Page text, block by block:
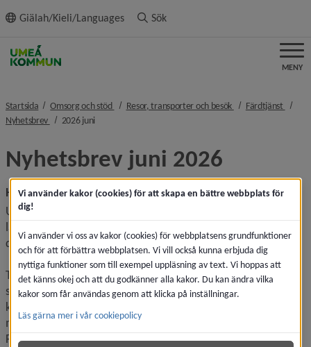
innehållet
Giälah/Kieli/Languages Sök
MENY
Startsida Omsorg och stöd nivå i brödsmulenavigeringen
Resor, transporter och besök nivå i
Färdtjänst
nivå i
Nyhetsbrev nivå i brödsmulenavigeringen
2026 juni
Nyhetsbrev juni 2026
Handläggning och telefonkontakt under sommaren
Under sommarperioden kan våra handläggningstider bli
längre än normalt. Vi ska dock göra så gott vi kan för att
det ska löpa på så smidigt som möjligt.
Telefontiden för rådgivning har ändrade öppettider under
sommaren. Under perioden går det alltid att ringa
kommunens växel på 090-16 10 00 för att lämna
meddelande eller mejla till
Följande tider gäller:
Vi använder kakor (cookies) för att skapa en bättre webbplats för
dig!
Vi använder vi oss av kakor (cookies) för webbplatsens grundfunktioner
och för att förbättra webbplatsen. Vi vill också kunna erbjuda dig
nyttiga funktioner som till exempel uppläsning av text. Vi hoppas att
det känns okej och att du godkänner alla kakor. Du kan ändra vilka
kakor som får användas genom att klicka på inställningar.
Läs gärna mer i vår cookiepolicy